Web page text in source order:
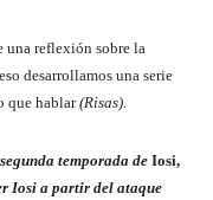
una reflexión sobre la
desarrollamos una serie
que hablar(Risas).
temporada de Iosi,
Iosi a partir del ataque